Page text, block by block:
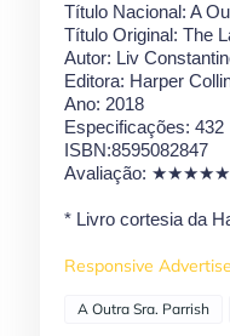
Título Nacional: A
Título Original: The
Autor: Liv
Editora: Harper
Ano: 2018
Especificações: 432
ISBN:8595082847
Avaliação: ★★★★★
* Livro cortesia da
Responsive
A Outra Sra. Parrish